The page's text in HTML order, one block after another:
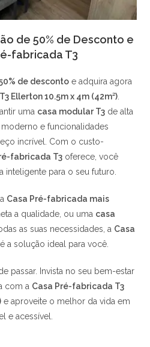
de 50% de Desconto e
fabricada T3
de desconto e adquira agora
Ellerton 10.5m x 4m (42m²).
uma casa modular T3 de alta
e funcionalidades
incrível. Com o custo-
fabricada T3 oferece, você
inteligente para o seu futuro.
Casa Pré-fabricada mais
a qualidade, ou uma casa
as suas necessidades, a Casa
é a solução ideal para você.
passar. Invista no seu bem-estar
com a Casa Pré-fabricada T3
e aproveite o melhor da vida em
e acessível.